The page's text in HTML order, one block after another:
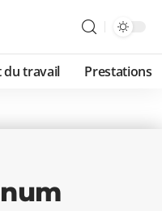
du travail Prestations